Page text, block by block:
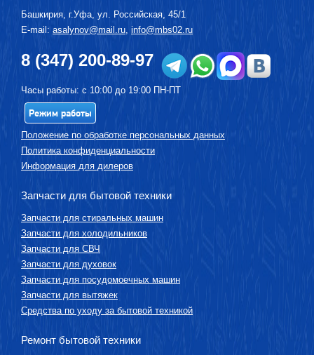
Башкирия, г.Уфа ул. Российская, 45/1
E-mail: asalynov@mail.ru info@mbs02.ru
8 (347) 200-89-97
Часы работы: с 10:00 до 19:00 ПН-ПТ
Режим работы
Положение по обработке персональных данных
Политика конфиденциальности
Информация для дилеров
Запчасти для бытовой техники
Запчасти для стиральных машин
Запчасти для холодильников
Запчасти для СВЧ
Запчасти для духовок
Запчасти для посудомоечных машин
Запчасти для вытяжек
Средства по уходу за бытовой техникой
Ремонт бытовой техники